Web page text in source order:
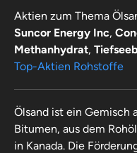
Aktien zum Thema
Suncor Energy Inc,
Methanhydrat,
Top-Aktien Rohstoffe
Ölsand ist ein Gemisch
Bitumen, aus dem
in Kanada. Die